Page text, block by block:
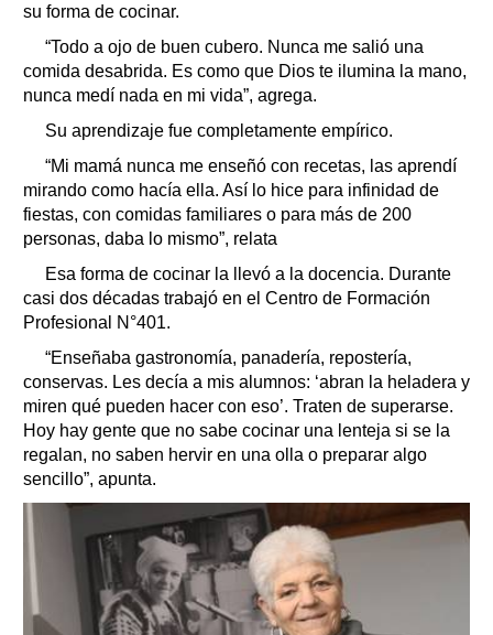
su forma de cocinar.
“Todo a ojo de buen cubero. Nunca me salió una
comida desabrida. Es como que Dios te ilumina la mano,
nunca medí nada en mi vida”, agrega.
Su aprendizaje fue completamente empírico.
“Mi mamá nunca me enseñó con recetas, las aprendí
mirando como hacía ella. Así lo hice para infinidad de
fiestas, con comidas familiares o para más de 200
personas, daba lo mismo”, relata
Esa forma de cocinar la llevó a la docencia. Durante
casi dos décadas trabajó en el Centro de Formación
Profesional N°401.
“Enseñaba gastronomía, panadería, repostería,
conservas. Les decía a mis alumnos: ‘abran la heladera y
miren qué pueden hacer con eso’. Traten de superarse.
Hoy hay gente que no sabe cocinar una lenteja si se la
regalan, no saben hervir en una olla o preparar algo
sencillo”, apunta.